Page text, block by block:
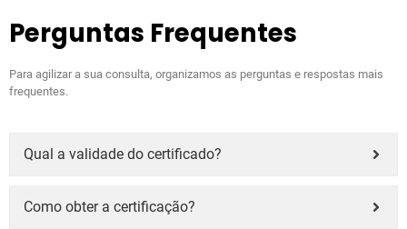
Perguntas Frequentes
Para agilizar a sua consulta, organizamos as perguntas e respostas mais
frequentes.
Qual a validade do certificado?
Como obter a certificação?